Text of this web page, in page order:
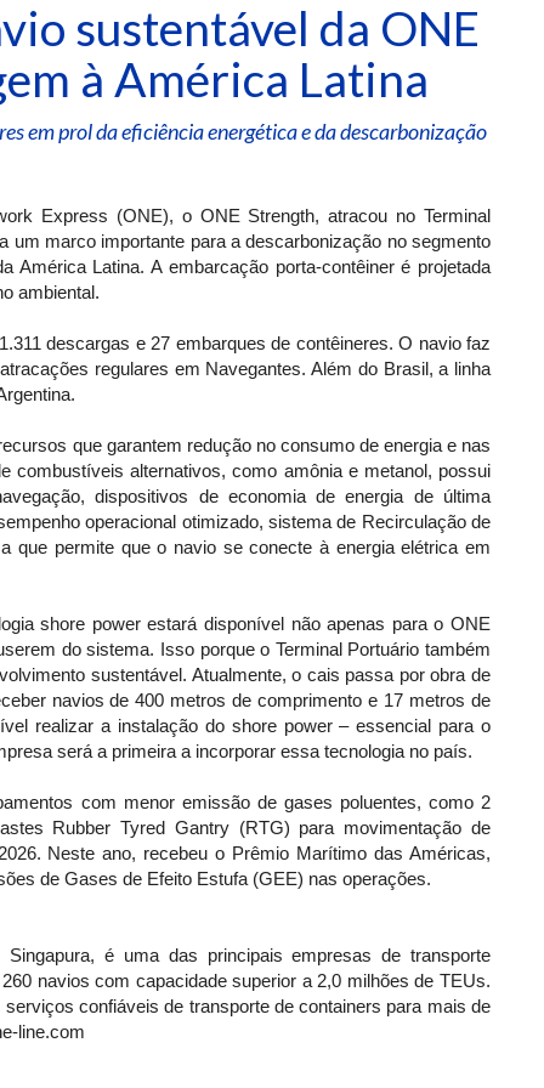
sustentável da ONE
à América Latina
em prol da eficiência energética e da descarbonização
Express (ONE), o ONE Strength, atracou no Terminal
um marco importante para a descarbonização no segmento
Latina. A embarcação porta-contêiner é projetada
ambiental.
descargas e 27 embarques de contêineres. O navio faz
regulares em Navegantes. Além do Brasil, a linha
que garantem redução no consumo de energia e nas
combustíveis alternativos, como amônia e metanol, possui
dispositivos de economia de energia de última
operacional otimizado, sistema de Recirculação de
que permite que o navio se conecte à energia elétrica em
shore power estará disponível não apenas para o ONE
do sistema. Isso porque o Terminal Portuário também
sustentável. Atualmente, o cais passa por obra de
navios de 400 metros de comprimento e 17 metros de
realizar a instalação do shore power – essencial para o
será a primeira a incorporar essa tecnologia no país.
com menor emissão de gases poluentes, como 2
Rubber Tyred Gantry (RTG) para movimentação de
Neste ano, recebeu o Prêmio Marítimo das Américas,
de Gases de Efeito Estufa (GEE) nas operações.
é uma das principais empresas de transporte
navios com capacidade superior a 2,0 milhões de TEUs.
confiáveis de transporte de containers para mais de
line.com